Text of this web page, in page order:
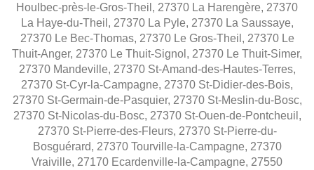
Houlbec-près-le-Gros-Theil, 27370 La Harengère, 27370
La Haye-du-Theil, 27370 La Pyle, 27370 La Saussaye,
27370 Le Bec-Thomas, 27370 Le Gros-Theil, 27370 Le
Thuit-Anger, 27370 Le Thuit-Signol, 27370 Le Thuit-Simer,
27370 Mandeville, 27370 St-Amand-des-Hautes-Terres,
27370 St-Cyr-la-Campagne, 27370 St-Didier-des-Bois,
27370 St-Germain-de-Pasquier, 27370 St-Meslin-du-Bosc,
27370 St-Nicolas-du-Bosc, 27370 St-Ouen-de-Pontcheuil,
27370 St-Pierre-des-Fleurs, 27370 St-Pierre-du-
Bosguérard, 27370 Tourville-la-Campagne, 27370
Vraiville, 27170 Ecardenville-la-Campagne, 27550